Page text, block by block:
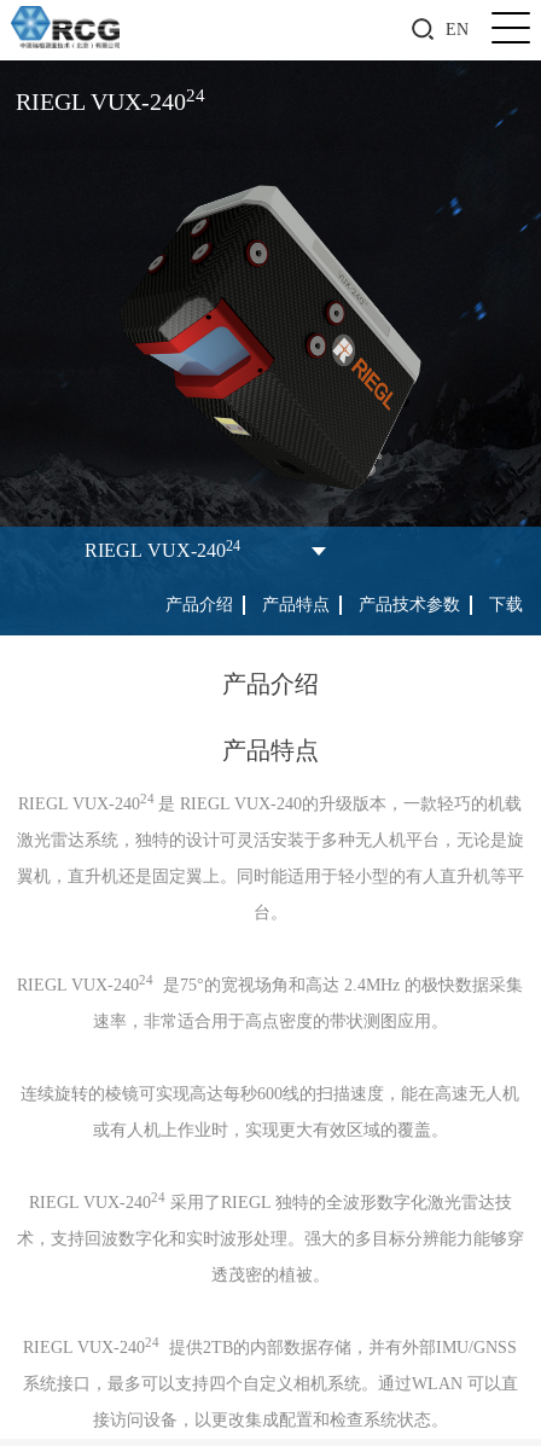
EN
RIEGL VUX-24024
RIEGL VUX-24024
产品介绍 产品特点 产品技术参数 下载
产品介绍
产品特点
RIEGL VUX-24024 是 RIEGL VUX-240的升级版本，一款轻巧的机载
激光雷达系统，独特的设计可灵活安装于多种无人机平台，无论是旋
翼机，直升机还是固定翼上。同时能适用于轻小型的有人直升机等平
台。
RIEGL VUX-24024
是75°的宽视场角和高达 2.4MHz 的极快数据采集
速率，非常适合用于高点密度的带状测图应用。
连续旋转的棱镜可实现高达每秒600线的扫描速度，能在高速无人机
或有人机上作业时，实现更大有效区域的覆盖。
RIEGL VUX-24024采用了RIEGL 独特的全波形数字化激光雷达技
术，支持回波数字化和实时波形处理。强大的多目标分辨能力能够穿
透茂密的植被。
RIEGL VUX-24024
提供2TB的内部数据存储，并有外部IMU/GNSS
系统接口，最多可以支持四个自定义相机系统。通过WLAN 可以直
接访问设备，以更改集成配置和检查系统状态。